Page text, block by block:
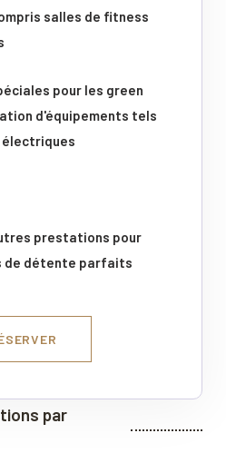
salles de fitness
pour les green
d'équipements tels
électriques
prestations pour
de détente parfaits
par